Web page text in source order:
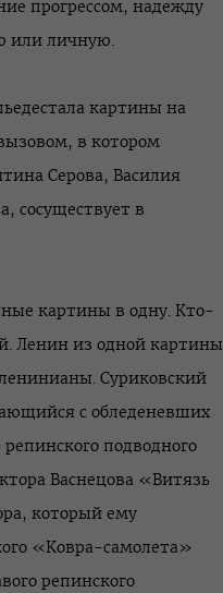
прогрессом, надежду
или личную.
картины на
в котором
Серова, Василия
сосуществует в
картины в одну. Кто-
Ленин из одной картины
Суриковский
с обледеневших
подводного
Васнецова «Витязь
который ему
«Ковра-самолета»
репинского